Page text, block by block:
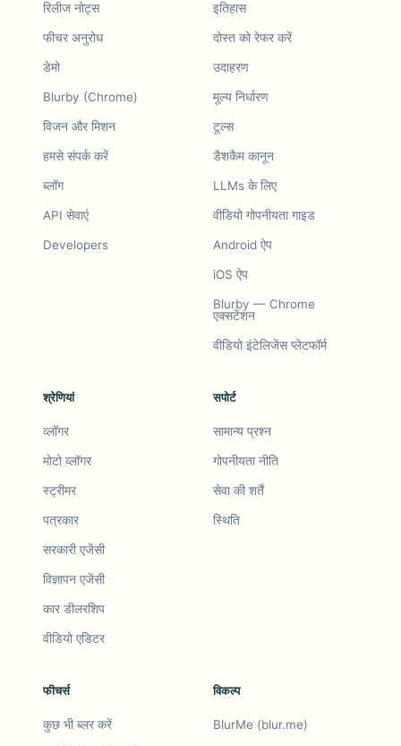
रिलीज नोट्स
फीचर अनुरोध
डेमो
Blurby (Chrome)
विजन और मिशन
हमसे संपर्क करें
ब्लॉग
API सेवाएं
Developers
इतिहास
दोस्त को रेफर करें
उदाहरण
मूल्य निर्धारण
टूल्स
डैशकैम कानून
LLMs के लिए
वीडियो गोपनीयता गाइड
Android ऐप
iOS ऐप
Blurby — Chrome
एक्सटेंशन
वीडियो इंटेलिजेंस प्लेटफॉर्म
श्रेणियां
व्लॉगर
मोटो व्लॉगर
स्ट्रीमर
पत्रकार
सरकारी एजेंसी
विज्ञापन एजेंसी
कार डीलरशिप
वीडियो एडिटर
सपोर्ट
सामान्य प्रश्न
गोपनीयता नीति
सेवा की शर्तें
स्थिति
फीचर्स
कुछ भी ब्लर करें
विकल्प
BlurMe (blur.me)